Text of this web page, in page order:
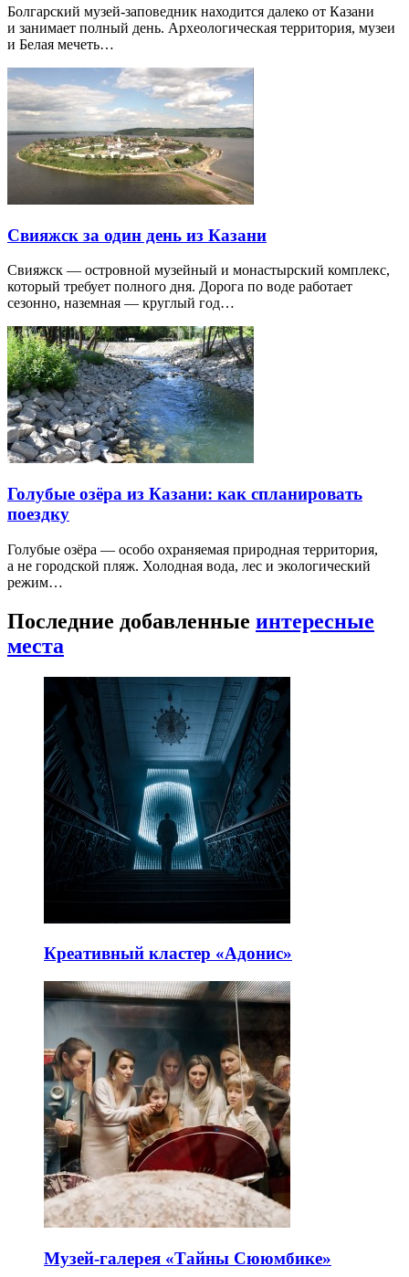
Болгарский музей-заповедник находится далеко от Казани
и занимает полный день. Археологическая территория, музеи
и Белая мечеть…
Свияжск за один день из Казани
Свияжск — островной музейный и монастырский комплекс,
который требует полного дня. Дорога по воде работает
сезонно, наземная — круглый год…
Голубые озёра из Казани: как спланировать
поездку
Голубые озёра — особо охраняемая природная территория,
а не городской пляж. Холодная вода, лес и экологический
режим…
Последние добавленные интересные
места
Креативный кластер «Адонис»
Музей-галерея «Тайны Сююмбике»